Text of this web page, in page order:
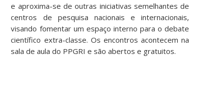
e aproxima-se de outras iniciativas semelhantes de
centros de pesquisa nacionais e internacionais,
visando fomentar um espaço interno para o debate
científico extra-classe. Os encontros acontecem na
sala de aula do PPGRI e são abertos e gratuitos.